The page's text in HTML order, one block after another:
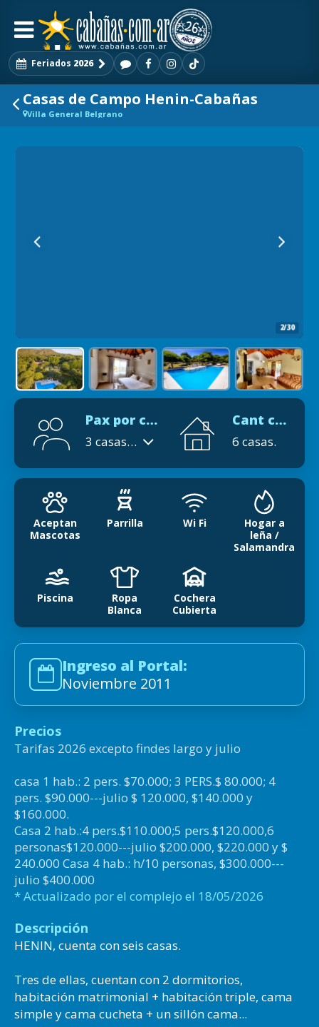
Feriados 2026
Casas de Campo Henin-Cabañas
Villa General Belgrano
2/30
Pax por cabaña
3 casas hasta 6 pax, 2 casas hasta 4 pax, 1 casa para 10 pax.
Cant cabañas
6 casas.
Aceptan
Mascotas
Parrilla Wi Fi
Hogar a
leña /
Salamandra
Piscina
Ropa
Blanca
Cochera
Cubierta
Ingreso al Portal:
Noviembre 2011
Precios
Tarifas 2026 excepto findes largo y julio
casa 1 hab.: 2 pers. $70.000; 3 PERS.$ 80.000; 4
pers. $90.000---julio $ 120.000, $140.000 y
$160.000.
Casa 2 hab.:4 pers.$110.000;5 pers.$120.000,6
personas$120.000---julio $200.000, $220.000 y $
240.000 Casa 4 hab.: h/10 personas, $300.000---
julio $400.000
* Actualizado por el complejo el 18/05/2026
Descripción
HENIN, cuenta con seis casas.
Tres de ellas, cuentan con 2 dormitorios,
habitación matrimonial + habitación triple, cama
simple y cama cucheta + un sillón cama...